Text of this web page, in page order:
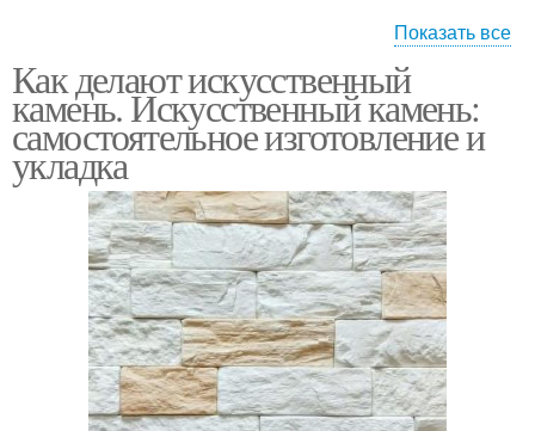
столешницы
Столешницы из
кварцевого агломерата
Столешницы из
акрилового камня
Показать все
Как делают искусственный
камень. Искусственный камень:
самостоятельное изготовление и
укладка